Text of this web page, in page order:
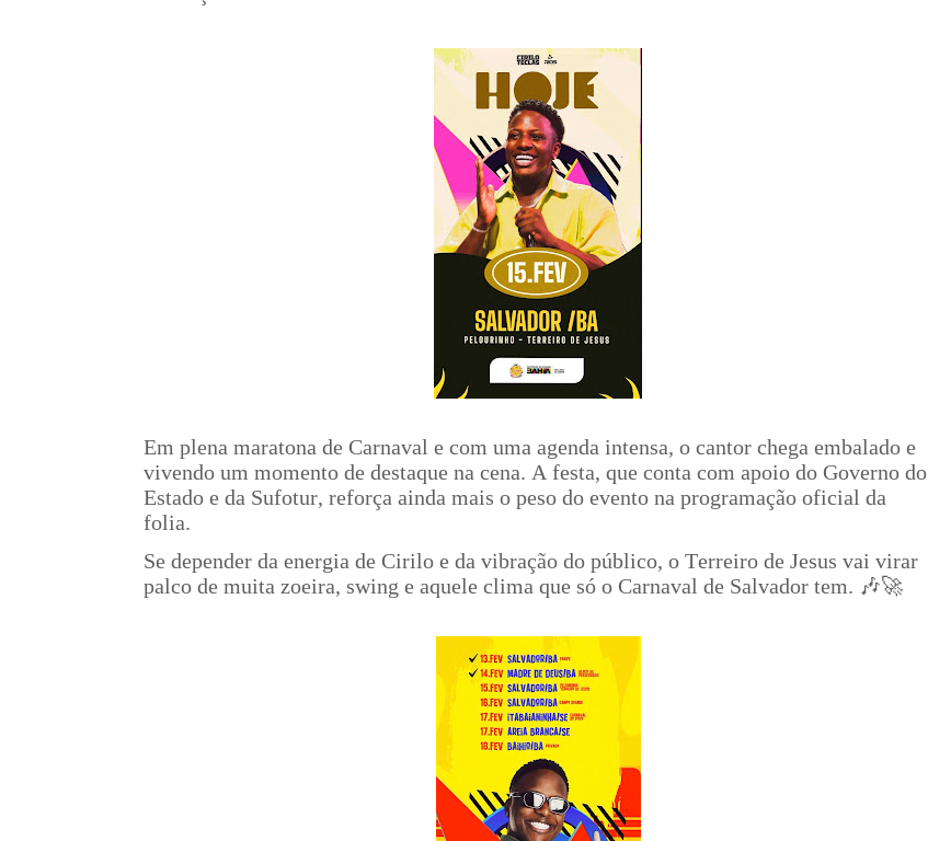
Em plena maratona de Carnaval e com uma agenda intensa, o cantor chega embalado e
vivendo um momento de destaque na cena. A festa, que conta com apoio do Governo do
Estado e da Sufotur, reforça ainda mais o peso do evento na programação oficial da
folia.
Se depender da energia de Cirilo e da vibração do público, o Terreiro de Jesus vai virar
palco de muita zoeira, swing e aquele clima que só o Carnaval de Salvador tem. 🎶🚀